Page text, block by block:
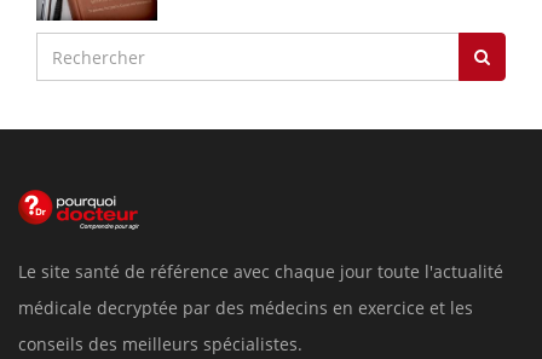
Le site santé de référence avec chaque jour toute l'actualité
médicale decryptée par des médecins en exercice et les
conseils des meilleurs spécialistes.